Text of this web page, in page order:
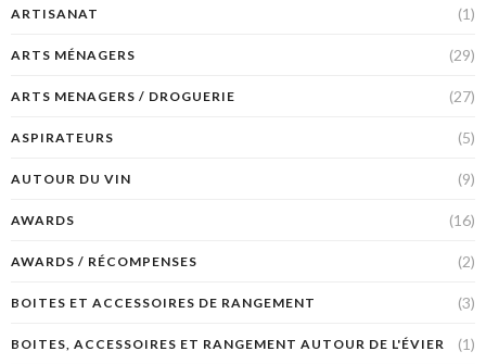
ARTISANAT (1)
ARTS MÉNAGERS (29)
ARTS MENAGERS / DROGUERIE (27)
ASPIRATEURS (5)
AUTOUR DU VIN (9)
AWARDS (16)
AWARDS / RÉCOMPENSES (2)
BOITES ET ACCESSOIRES DE RANGEMENT (3)
BOITES, ACCESSOIRES ET RANGEMENT AUTOUR DE L'ÉVIER (1)